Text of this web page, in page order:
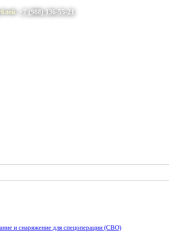
+7 (988) 136-55-21
и снаряжение для спецоперации (СВО)